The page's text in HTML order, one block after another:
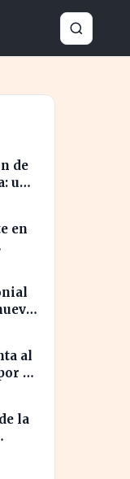
de
un
en
al
el
la